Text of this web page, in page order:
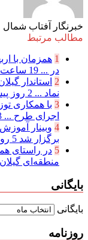
خبرنگار آفتاب شمال
مطالب مرتبط
1 همزمان با
در ... 19 ساعت پیش
2 استاندار
نماد ... 2 روز پیش
3 با همکاری
اجرای طرح ... 3
4 وبینار
برگزار شد 5 روز پیش
5 در راستای
منطقه‌ای
بایگانی
بایگانی
روزنامه